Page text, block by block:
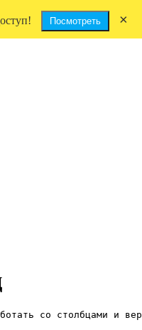
со столбцами и
Посмотреть ×